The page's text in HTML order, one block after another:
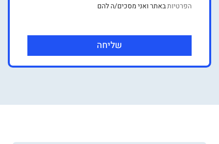
הפרטיותבאתר ואני מסכים/ה להם
שליחה